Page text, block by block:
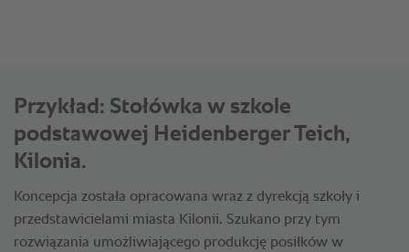
Przykład: Stołówka w szkole
podstawowej Heidenberger Teich,
Kilonia.
Koncepcja została opracowana wraz z dyrekcją szkoły i
przedstawicielami miasta Kilonii. Szukano przy tym
rozwiązania umożliwiającego produkcję posiłków w